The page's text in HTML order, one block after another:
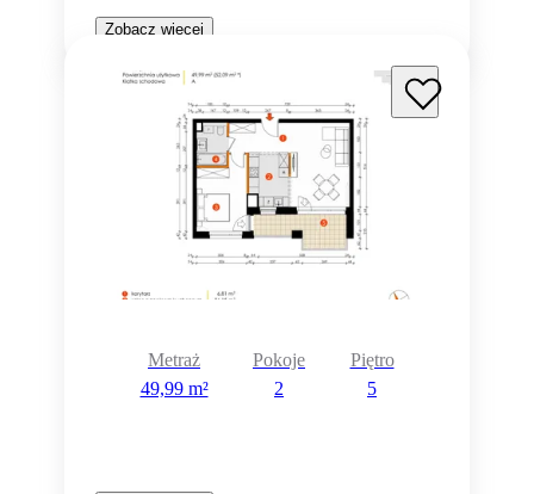
Zobacz więcej
Metraż
49,99 m²
Pokoje
2
Piętro
5